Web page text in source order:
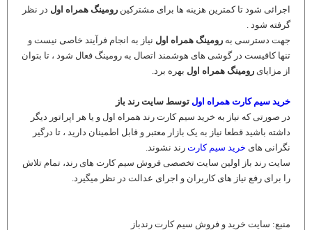
اجرائی شود تا کمترین هزینه ها برای مشترکین رومینگ همراه اول در نظر
گرفته شود .
جهت دسترسی به رومینگ همراه اول نیاز به انجام فرآیند خاصی نیست و
تنها کافیست در گوشی های هوشمند اتصال به رومینگ فعال شود ، تا بتوان
از مزایای رومینگ همراه اول بهره برد.
خرید سیم کارت همراه اول توسط سایت رند باز
در صورتی که نیاز به خرید سیم کارت رند همراه اول و یا هر اپراتور دیگر
داشته باشید قطعا نیاز به یک بازار معتبر و قابل اطمینان دارید ، تا درگیر
نگرانی های خرید سیم کارت رند نشوند.
سایت رند باز اولین سایت تخصصی فروش سیم کارت های رند، تمام تلاش
را برای رفع نیاز های کاربران و اجرای عدالت در نظر میگیرد.
منبع: سایت خرید و فروش سیم کارت رندباز